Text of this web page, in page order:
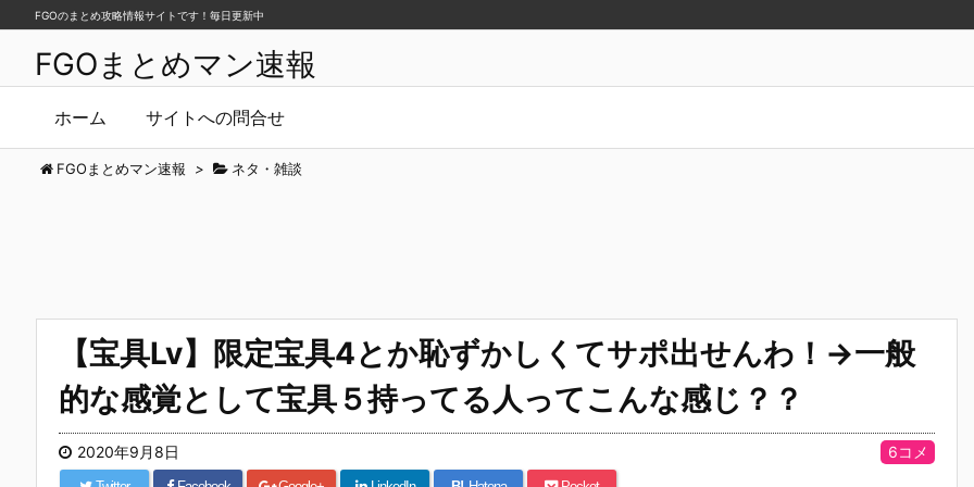
FGOまとめマン速報
ホーム サイトへの問合せ
FGOのまとめ攻略情報サイトです！毎日更新中
FGOまとめマン速報 > ネタ・雑談
【宝具Lv】限定宝具4とか恥ずかしくてサポ出せんわ！→一般
的な感覚として宝具５持ってる人ってこんな感じ？？
2020年9月8日 6コメ